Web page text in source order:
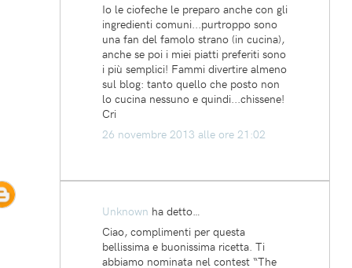
Io le ciofeche le preparo anche con gli
ingredienti comuni...purtroppo sono
una fan del famolo strano (in cucina),
anche se poi i miei piatti preferiti sono
i più semplici! Fammi divertire almeno
sul blog: tanto quello che posto non
lo cucina nessuno e quindi...chissene!
Cri
26 novembre 2013 alle ore 21:02
Unknown ha detto…
Ciao, complimenti per questa
bellissima e buonissima ricetta. Ti
abbiamo nominata nel contest “The